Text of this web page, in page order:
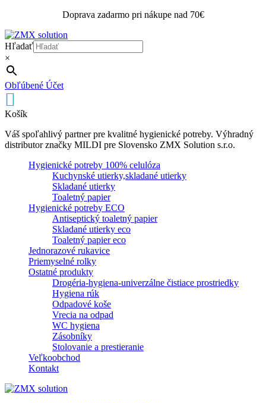
Doprava zadarmo pri nákupe nad 70€
Hľadať
×
Obľúbené Účet
Košík
Váš spoľahlivý partner pre kvalitné hygienické potreby. Výhradný
distributor značky MILDI pre Slovensko ZMX Solution s.r.o.
Hygienické potreby 100% celulóza
Kuchynské utierky,skladané utierky
Skladané utierky
Toaletný papier
Hygienické potreby ECO
Antiseptický toaletný papier
Skladané utierky eco
Toaletný papier eco
Jednorazové rukavice
Priemyselné rolky
Ostatné produkty
Drogéria-hygiena-univerzálne čistiace prostriedky
Hygiena rúk
Odpadové koše
Vrecia na odpad
WC hygiena
Zásobníky
Stolovanie a prestieranie
Veľkoobchod
Kontakt